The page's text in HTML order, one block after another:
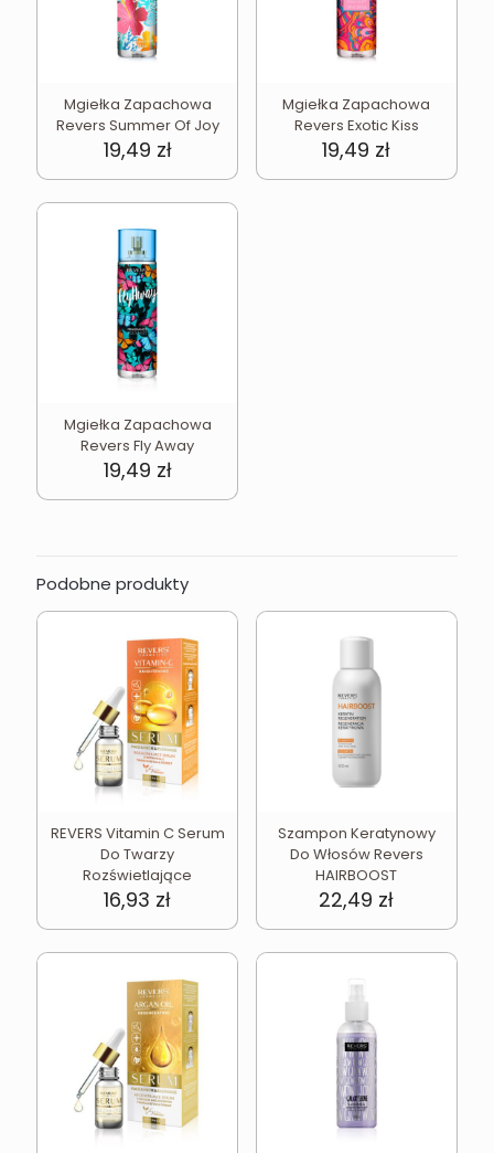
Mgiełka Zapachowa
Revers Summer Of Joy
19,49 zł
Mgiełka Zapachowa
Revers Exotic Kiss
19,49 zł
Mgiełka Zapachowa
Revers Fly Away
19,49 zł
Podobne produkty
REVERS Vitamin C Serum
Do Twarzy
Rozświetlające
16,93 zł
Szampon Keratynowy
Do Włosów Revers
HAIRBOOST
22,49 zł